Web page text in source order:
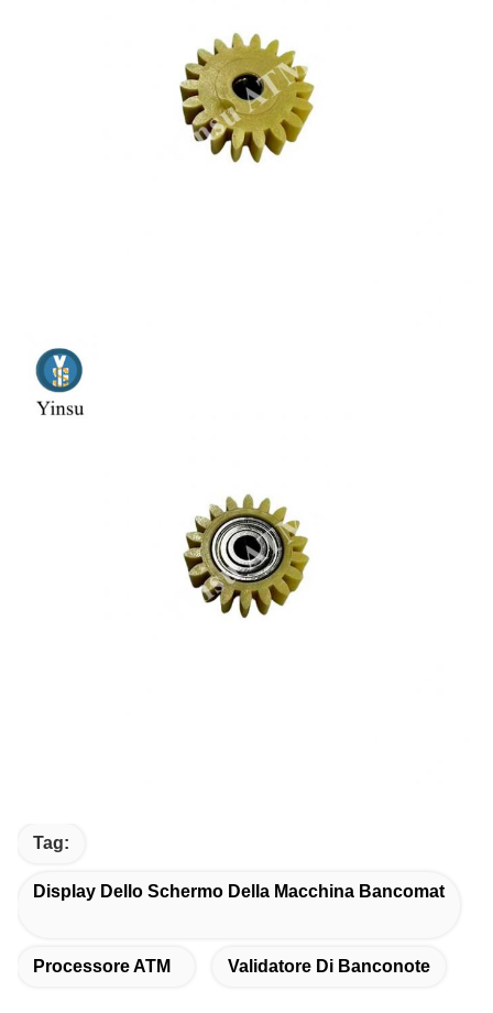
Tag:
Display Dello Schermo Della Macchina Bancomat
Processore ATM Validatore Di Banconote